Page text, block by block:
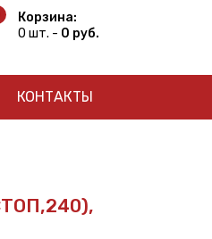
Корзина:
0 шт. - 0 руб.
КОНТАКТЫ